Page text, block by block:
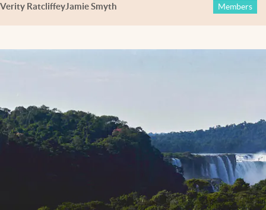
Verity RatcliffeyJamie Smyth Members